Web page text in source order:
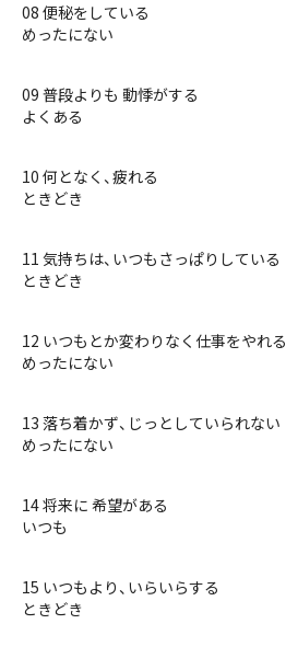
08 便秘をしている
めったにない
09 普段よりも 動悸がする
よくある
10 何となく、疲れる
ときどき
11 気持ちは、いつもさっぱりしている
ときどき
12 いつもとか変わりなく仕事をやれる
めったにない
13 落ち着かず、じっとしていられない
めったにない
14 将来に 希望がある
いつも
15 いつもより、いらいらする
ときどき